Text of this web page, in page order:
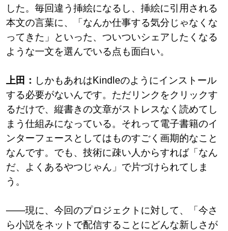
した。毎回違う挿絵になるし、挿絵に引用される
本文の言葉に、「なんか仕事する気分じゃなくな
ってきた」といった、ついついシェアしたくなる
ような一文を選んでいる点も面白い。
上田： しかもあれはKindleのようにインストール
する必要がないんです。ただリンクをクリックす
るだけで、縦書きの文章がストレスなく読めてし
まう仕組みになっている。それって電子書籍のイ
ンターフェースとしてはものすごく画期的なこと
なんです。でも、技術に疎い人からすれば「なん
だ、よくあるやつじゃん」で片づけられてしま
う。
――現に、今回のプロジェクトに対して、「今さ
ら小説をネットで配信することにどんな新しさが